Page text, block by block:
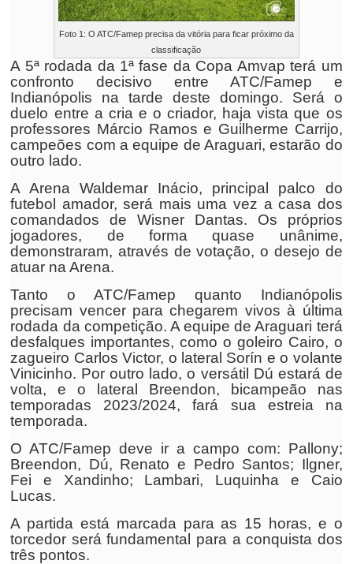
Foto 1: O ATC/Famep precisa da vitória para ficar próximo da
classificação
A 5ª rodada da 1ª fase da Copa Amvap terá um
confronto decisivo entre ATC/Famep e
Indianópolis na tarde deste domingo. Será o
duelo entre a cria e o criador, haja vista que os
professores Márcio Ramos e Guilherme Carrijo,
campeões com a equipe de Araguari, estarão do
outro lado.
A Arena Waldemar Inácio, principal palco do
futebol amador, será mais uma vez a casa dos
comandados de Wisner Dantas. Os próprios
jogadores, de forma quase unânime,
demonstraram, através de votação, o desejo de
atuar na Arena.
Tanto o ATC/Famep quanto Indianópolis
precisam vencer para chegarem vivos à última
rodada da competição. A equipe de Araguari terá
desfalques importantes, como o goleiro Cairo, o
zagueiro Carlos Victor, o lateral Sorín e o volante
Vinicinho. Por outro lado, o versátil Dú estará de
volta, e o lateral Breendon, bicampeão nas
temporadas 2023/2024, fará sua estreia na
temporada.
O ATC/Famep deve ir a campo com: Pallony;
Breendon, Dú, Renato e Pedro Santos; Ilgner,
Fei e Xandinho; Lambari, Luquinha e Caio
Lucas.
A partida está marcada para as 15 horas, e o
torcedor será fundamental para a conquista dos
três pontos.